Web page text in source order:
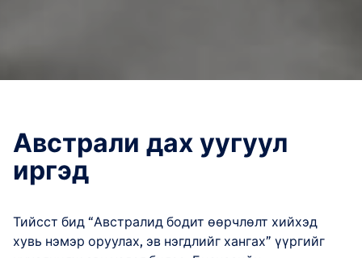
Австрали дах уугуул
иргэд
Тийсст бид “Австралид бодит өөрчлөлт хийхэд
хувь нэмэр оруулах, эв нэгдлийг хангах” үүргийг